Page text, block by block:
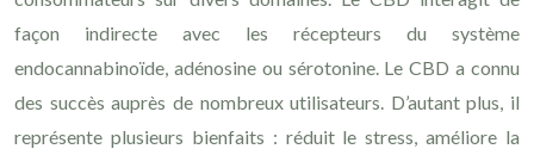
façon indirecte avec les récepteurs du système
endocannabinoïde, adénosine ou sérotonine. Le CBD a connu
des succès auprès de nombreux utilisateurs. D’autant plus, il
représente plusieurs bienfaits : réduit le stress, améliore la